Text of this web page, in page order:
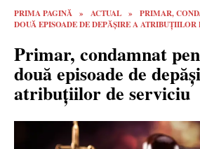
PRIMA PAGINĂ » ACTUAL »
PRIMAR,
DOUĂ EPISOADE DE DEPĂȘIRE A ATRIBUȚIILOR
Primar, condamnat
două episoade de
atribuțiilor de serviciu